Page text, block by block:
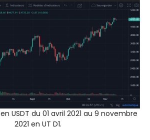
en USDT du 01 avril 2021 au 9 novembre
2021 en UT D1.